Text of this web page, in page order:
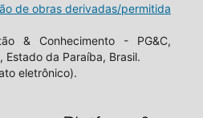
de obras derivadas/permitida
& Conhecimento - PG&C,
Estado da Paraíba, Brasil.
eletrônico).